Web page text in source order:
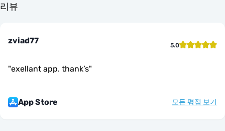
리뷰
zviad77 5.0
"exellant app. thank’s"
App Store 모든 평점 보기